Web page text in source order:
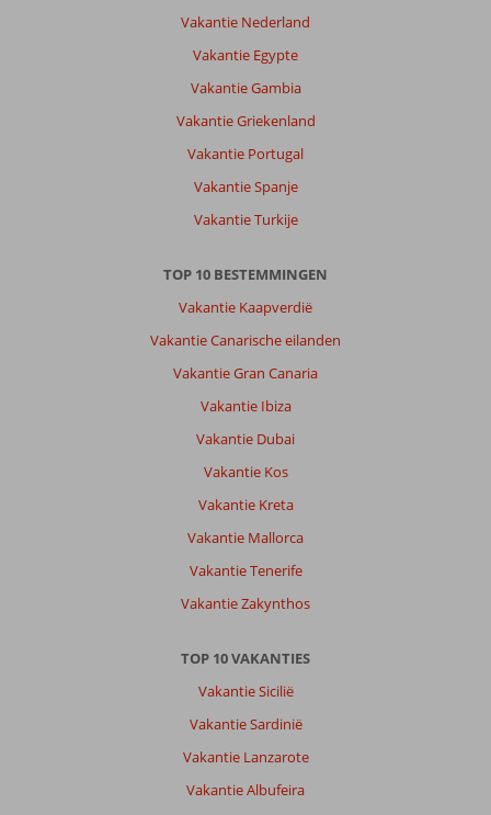
Vakantie Nederland
Vakantie Egypte
Vakantie Gambia
Vakantie Griekenland
Vakantie Portugal
Vakantie Spanje
Vakantie Turkije
TOP 10 BESTEMMINGEN
Vakantie Kaapverdië
Vakantie Canarische eilanden
Vakantie Gran Canaria
Vakantie Ibiza
Vakantie Dubai
Vakantie Kos
Vakantie Kreta
Vakantie Mallorca
Vakantie Tenerife
Vakantie Zakynthos
TOP 10 VAKANTIES
Vakantie Sicilië
Vakantie Sardinië
Vakantie Lanzarote
Vakantie Albufeira